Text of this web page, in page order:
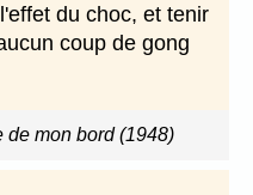
du choc, et tenir
coup de gong
de mon bord (1948)